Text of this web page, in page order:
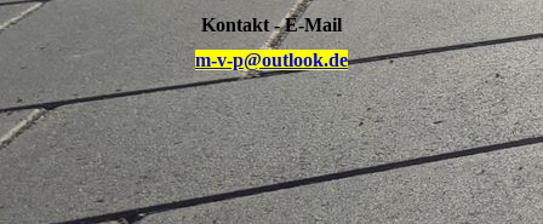
Kontakt - E-Mail
m-v-p@outlook.de